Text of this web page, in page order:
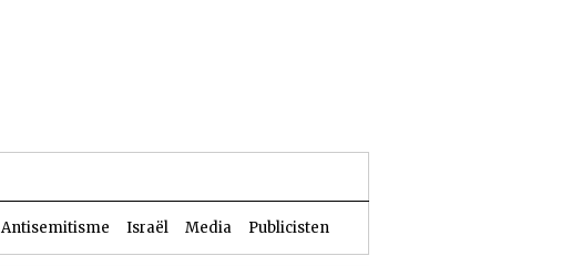
Antisemitisme Israël Media Publicisten